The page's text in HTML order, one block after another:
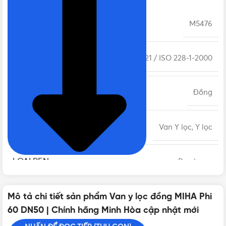
M5476
BS 21 / ISO 228-1-2000
CHẤT LIỆU THÂN Đồng
Van Y lọc, Y lọc
LOẠI REN Ren trong
BẢO HÀNH 12 tháng
Mô tả chi tiết sản phẩm Van y lọc đồng MIHA Phi
60 DN50 | Chính hãng Minh Hòa cập nhật mới